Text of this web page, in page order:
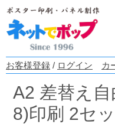
お客様登録 / ログイン カ
A2 差替え
8)印刷 2セ